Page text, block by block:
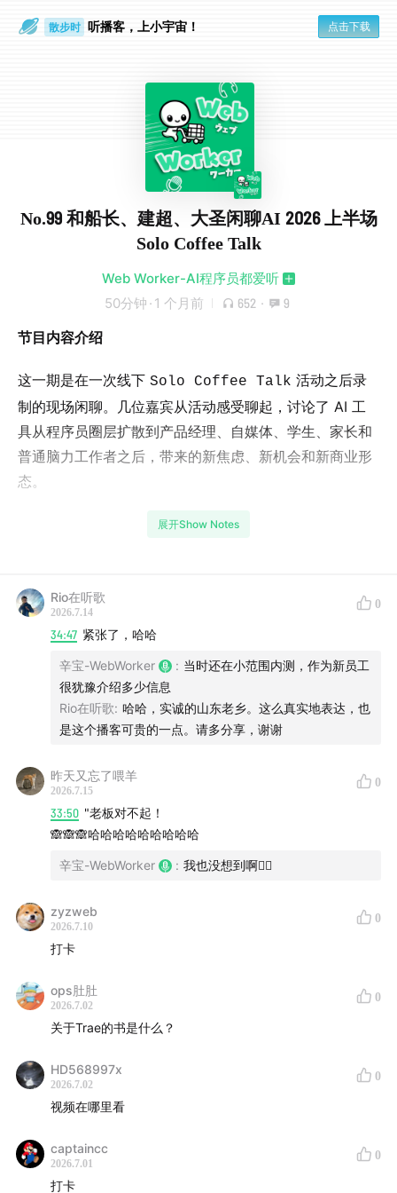
散步时 听播客，上小宇宙！ 点击下载
No.99 和船长、建超、大圣闲聊AI 2026 上半场
Solo Coffee Talk
Web Worker-AI程序员都爱听
50分钟 · 1 个月前 652 · 9
节目内容介绍
这一期是在一次线下 Solo Coffee Talk 活动之后录
制的现场闲聊。几位嘉宾从活动感受聊起，讨论了 AI 工
具从程序员圈层扩散到产品经理、自媒体、学生、家长和
普通脑力工作者之后，带来的新焦虑、新机会和新商业形
态。
节目里重点聊到了几个话题：
不能真实解决问题
国内外 AI 产品付费习惯和商业化环境的差异
独立开发者、OPC、自媒体、知识付费、AI 视频创作等
路径是否还能赚钱
Agent。
后半段也聊到辛宝参与写 AI 工具相关书籍的经历，包括
写书过程中的时间压力、工具迭代太快带来的内容滞后，
以及 MCP、Skill、Coding Agent 这些概念为什么仍然值
嘉宾介绍
本期主持人，程序员与 AI Agent 实践者，长期关注
Coding Agent、Skill、MCP、AI 工具工作流等方向。近
向普通用户的 Agent 产品形态。
Solo Coffee Talk
内容创作。关注 AI 工具如何真正进入工作流，尤其是自
媒体、运营、知识付费、商业化和 AI 工具普及方向。本
展开Show Notes
Rio在听歌
2026.7.14
0
34:47 紧张了，哈哈
辛宝-WebWorker : 当时还在小范围内测，作为新员工
很犹豫介绍多少信息
Rio在听歌: 哈哈，实诚的山东老乡。这么真实地表达，也
是这个播客可贵的一点。请多分享，谢谢
昨天又忘了喂羊
2026.7.15
0
33:50 "老板对不起！
🙈🙈🙈哈哈哈哈哈哈哈哈哈
辛宝-WebWorker : 我也没想到啊🤦‍♂️
zyzweb
2026.7.10
0
打卡
ops肚肚
2026.7.02
0
关于Trae的书是什么？
HD568997x
2026.7.02
0
视频在哪里看
captaincc
2026.7.01
0
打卡